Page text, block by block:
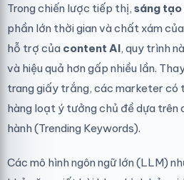
Trong chiến lược tiếp thị, sáng tạo
phần lớn thời gian và chất xám
hỗ trợ của content AI, quy trình
và hiệu quả hơn gấp nhiều lần.
trang giấy trắng, các marketer có
hàng loạt ý tưởng chủ đề dựa trên
hành (Trending Keywords).
Các mô hình ngôn ngữ lớn (LLM)